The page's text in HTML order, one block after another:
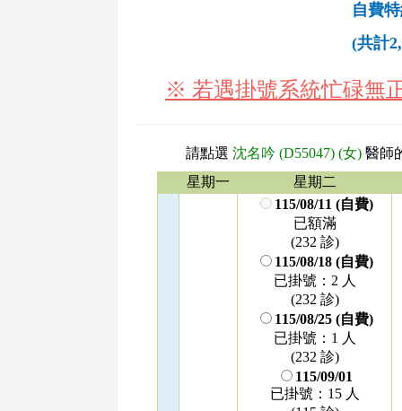
自費
(共計
※ 若遇掛號系統忙碌無
請點選 沈名吟 (D55047) (女) 醫師